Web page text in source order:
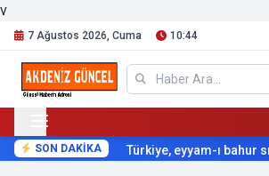
v
7 Ağustos 2026, Cuma 10:44
SON DAKİKA Türkiye, eyyam-ı bahur